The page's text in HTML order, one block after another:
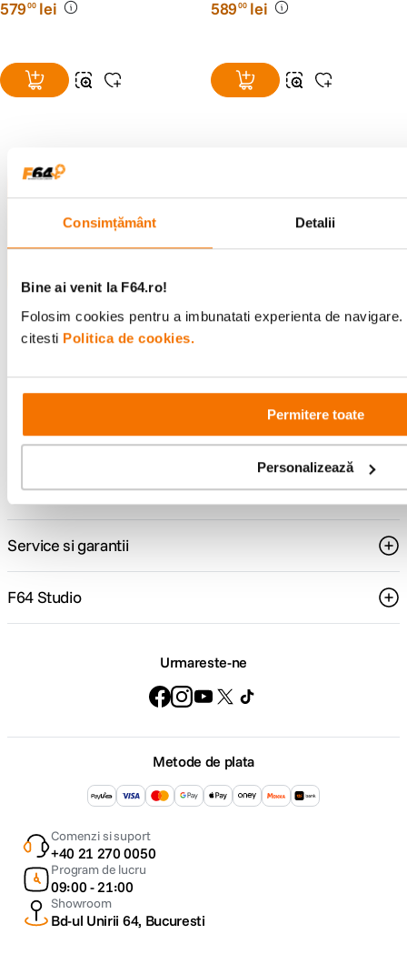
Consimțământ Detalii
Bine ai venit la F64.ro!
Folosim cookies pentru a imbunatati experienta de
citesti Politica de cookies.
Permitere toate
Personalizează
57900 lei 58900 lei
Alatura-te comunitatii creatorilor
Descopera inspiratie, recomandari utile,
ghiduri foto-video si oferte pregatite special
pentru tine.
Consultanta
Comenzi si livrare
Suport
Service si garantii
F64 Studio
Urmareste-ne
Metode de plata
Comenzi si suport
+40 21 270 0050
Program de lucru
09:00 - 21:00
Showroom
Bd-ul Unirii 64, Bucuresti